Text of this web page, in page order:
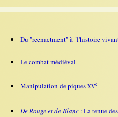
Du "reenactment" à "l'histoire
Le combat médiéval
Manipulation de piques XVe
De Rouge et de Blanc : La tenue